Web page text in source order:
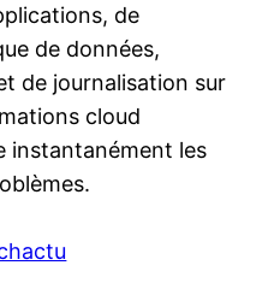
de
de données,
de journalisation sur
cloud
instantanément les